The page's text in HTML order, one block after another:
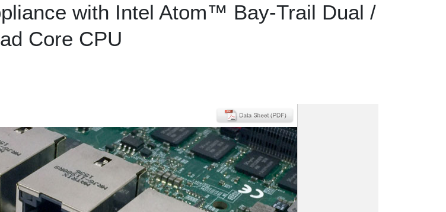
with Intel Atom™ Bay-Trail Dual /
Core CPU